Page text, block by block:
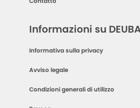
Informazioni su
Informativa sulla privacy
Avviso legale
Condizioni generali di utilizzo